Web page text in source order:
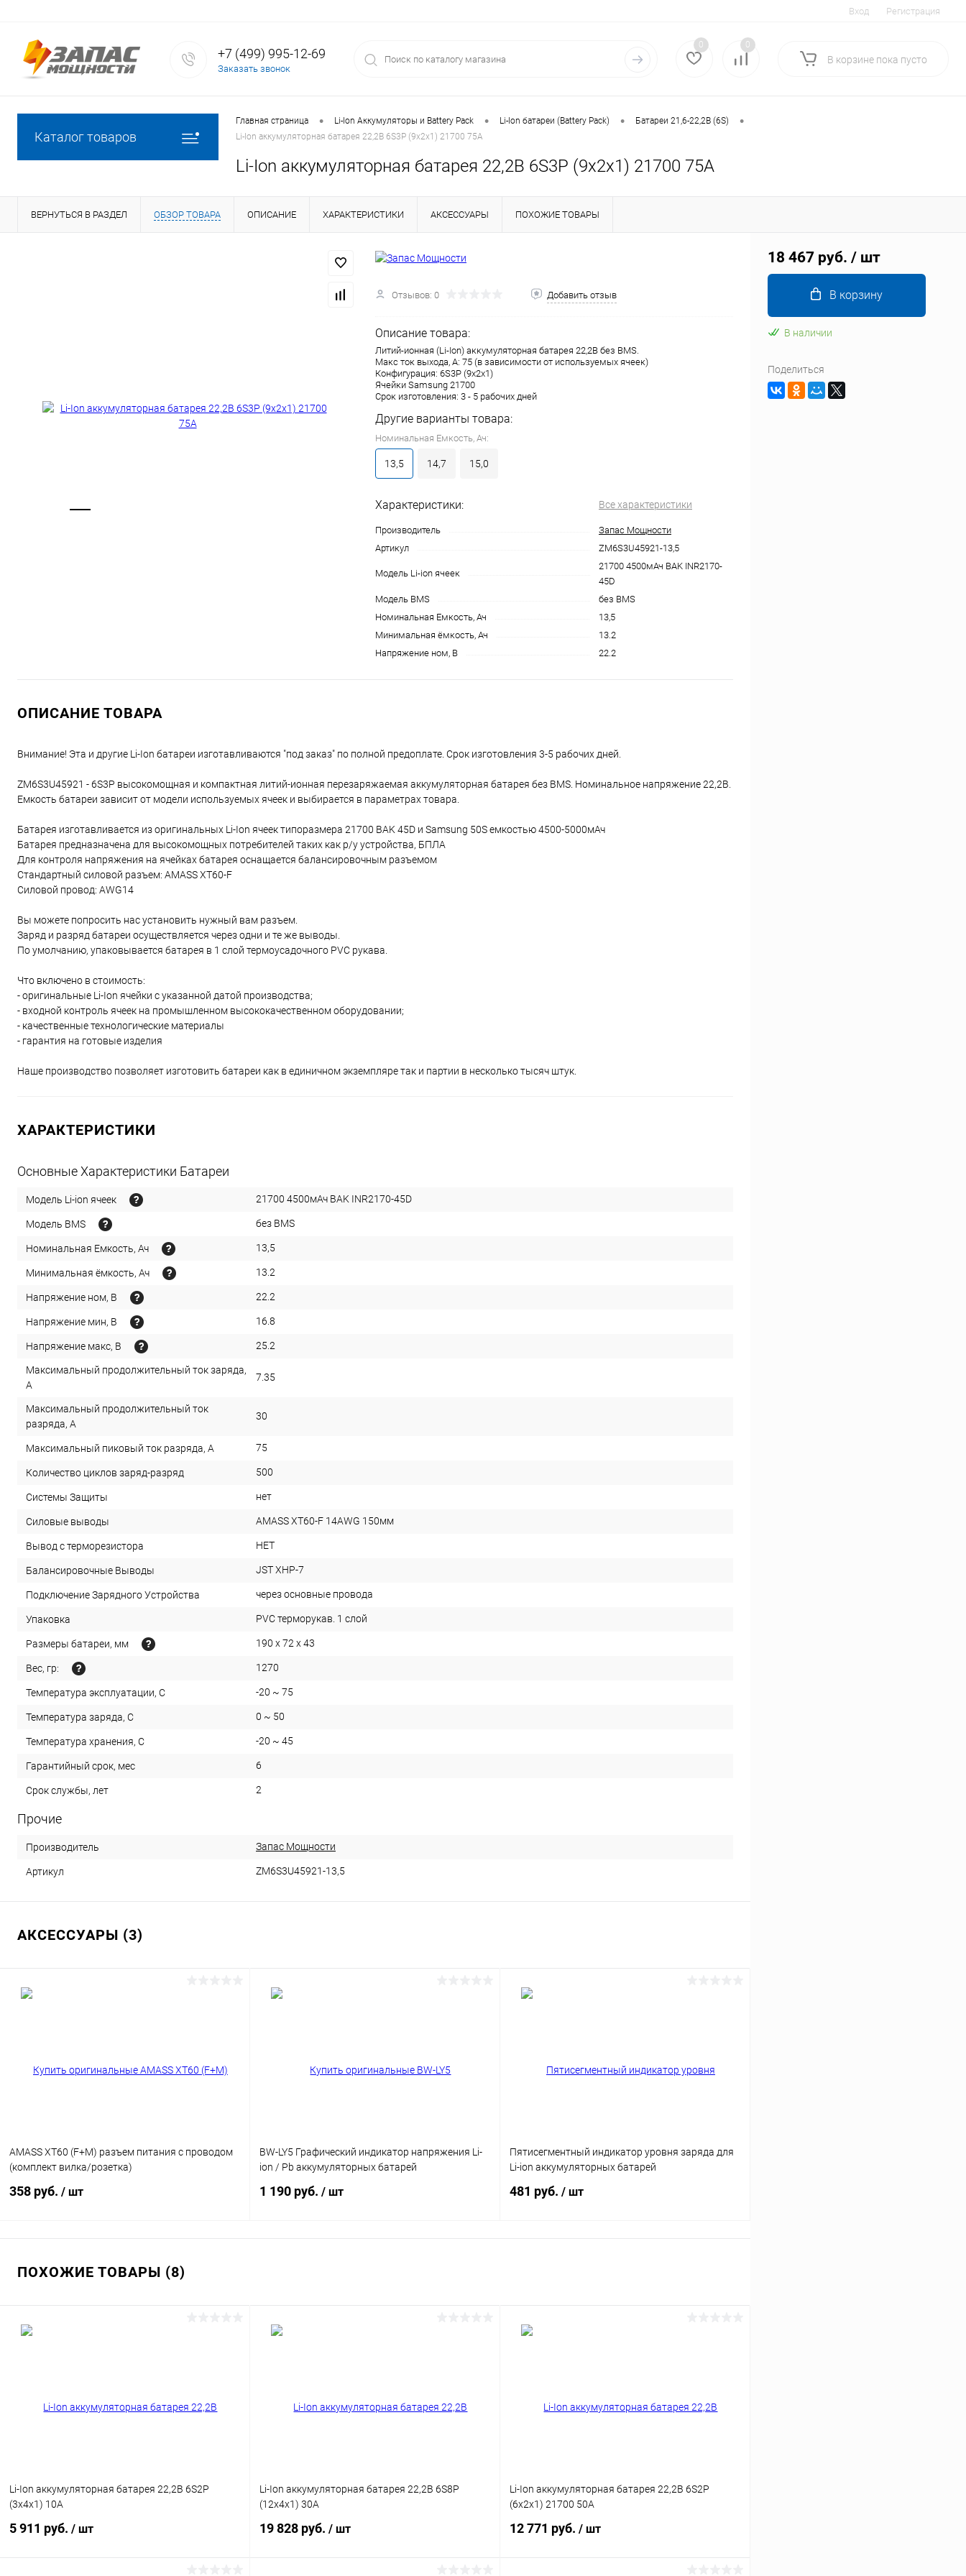
Вход Регистрация
+7 (499) 995-12-69
Заказать звонок
0 0
В корзине пока пусто
Каталог товаров
Главная страница • Li-Ion Аккумуляторы и Battery Pack • Li-Ion батареи (Battery Pack) • Батареи 21,6-22,2В (6S) •
Li-Ion аккумуляторная батарея 22,2В 6S3P (9x2x1) 21700 75А
Li-Ion аккумуляторная батарея 22,2В 6S3P (9x2x1) 21700 75А
ВЕРНУТЬСЯ В РАЗДЕЛ ОБЗОР ТОВАРА ОПИСАНИЕ ХАРАКТЕРИСТИКИ АКСЕССУАРЫ ПОХОЖИЕ ТОВАРЫ
Отзывов: 0 Добавить отзыв
Описание товара:
Литий-ионная (Li-Ion) аккумуляторная батарея 22,2В без BMS.
Макс ток выхода, А: 75 (в зависимости от используемых ячеек)
Конфигурация: 6S3P (9x2x1)
Ячейки Samsung 21700
Срок изготовления: 3 - 5 рабочих дней
Другие варианты товара:
Номинальная Емкость, Ач:
13,5 14,7 15,0
Характеристики: Все характеристики
Производитель
Запас Мощности
Артикул
ZM6S3U45921-13,5
Модель Li-ion ячеек
21700 4500мАч BAK INR2170-
45D
Модель BMS
без BMS
Номинальная Емкость, Ач
13,5
Минимальная ёмкость, Ач
13.2
Напряжение ном, В
22.2
ОПИСАНИЕ ТОВАРА
Внимание! Эта и другие Li-Ion батареи изготавливаются "под заказ" по полной предоплате. Срок изготовления 3-5 рабочих дней.
ZM6S3U45921 - 6S3P высокомощная и компактная литий-ионная перезаряжаемая аккумуляторная батарея без BMS. Номинальное напряжение 22,2В.
Емкость батареи зависит от модели используемых ячеек и выбирается в параметрах товара.
Батарея изготавливается из оригинальных Li-Ion ячеек типоразмера 21700 BAK 45D и Samsung 50S емкостью 4500-5000мАч
Батарея предназначена для высокомощных потребителей таких как р/у устройства, БПЛА
Для контроля напряжения на ячейках батарея оснащается балансировочным разъемом
Стандартный силовой разъем: AMASS XT60-F
Силовой провод: AWG14
Вы можете попросить нас установить нужный вам разъем.
Заряд и разряд батареи осуществляется через одни и те же выводы.
По умолчанию, упаковывается батарея в 1 слой термоусадочного PVC рукава.
Что включено в стоимость:
- оригинальные Li-Ion ячейки с указанной датой производства;
- входной контроль ячеек на промышленном высококачественном оборудовании;
- качественные технологические материалы
- гарантия на готовые изделия
Наше производство позволяет изготовить батареи как в единичном экземпляре так и партии в несколько тысяч штук.
ХАРАКТЕРИСТИКИ
Основные Характеристики Батареи
Модель Li-ion ячеек 21700 4500мАч BAK INR2170-45D
Модель BMS без BMS
Номинальная Емкость, Ач 13,5
Минимальная ёмкость, Ач 13.2
Напряжение ном, В 22.2
Напряжение мин, В 16.8
Напряжение макс, В 25.2
Максимальный продолжительный ток заряда,
А
7.35
Максимальный продолжительный ток
разряда, А
30
Максимальный пиковый ток разряда, А 75
Количество циклов заряд-разряд 500
Системы Защиты нет
Силовые выводы AMASS XT60-F 14AWG 150мм
Вывод с терморезистора НЕТ
Балансировочные Выводы JST XHP-7
Подключение Зарядного Устройства через основные провода
Упаковка PVC терморукав. 1 слой
Размеры батареи, мм 190 х 72 х 43
Вес, гр: 1270
Температура эксплуатации, С -20 ~ 75
Температура заряда, С 0 ~ 50
Температура хранения, С -20 ~ 45
Гарантийный срок, мес 6
Срок службы, лет 2
Прочие
Производитель Запас Мощности
Артикул ZM6S3U45921-13,5
АКСЕССУАРЫ (3)
AMASS XT60 (F+M) разъем питания c проводом
(комплект вилка/розетка)
358 руб. / шт
BW-LY5 Графический индикатор напряжения Li-
ion / Pb аккумуляторных батарей
1 190 руб. / шт
Пятисегментный индикатор уровня заряда для
Li-ion аккумуляторных батарей
481 руб. / шт
Напряжение, В:
ПОХОЖИЕ ТОВАРЫ (8)
Li-Ion аккумуляторная батарея 22,2В 6S2P
(3x4x1) 10A
5 911 руб. / шт
Li-Ion аккумуляторная батарея 22,2В 6S8P
(12x4x1) 30A
19 828 руб. / шт
Li-Ion аккумуляторная батарея 22,2В 6S2P
(6x2x1) 21700 50А
12 771 руб. / шт
18 467 руб. / шт
В корзину
В наличии
Поделиться